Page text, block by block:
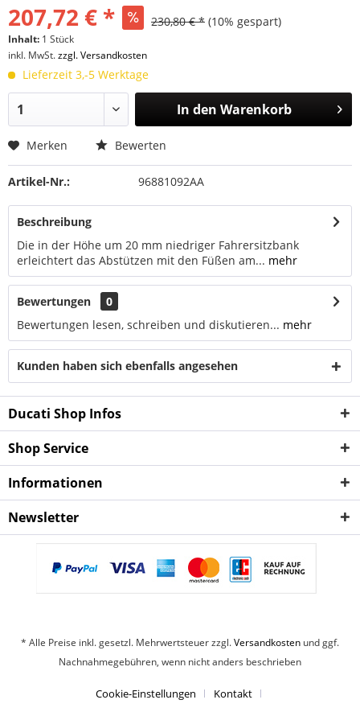
207,72 € * 230,80 € * (10% gespart)
Inhalt: 1 Stück
inkl. MwSt.zzgl. Versandkosten
Lieferzeit 3,-5 Werktage
In den Warenkorb
Merken Bewerten
Artikel-Nr.: 96881092AA
Beschreibung
Die in der Höhe um 20 mm niedriger Fahrersitzbank
erleichtert das Abstützen mit den Füßen am... mehr
Bewertungen
0
Bewertungen lesen, schreiben und diskutieren... mehr
Kunden haben sich ebenfalls angesehen
Ducati Shop Infos
Shop Service
Informationen
Newsletter
* Alle Preise inkl. gesetzl. Mehrwertsteuer zzgl.Versandkosten und ggf.
Nachnahmegebühren, wenn nicht anders beschrieben
Cookie-Einstellungen Kontakt